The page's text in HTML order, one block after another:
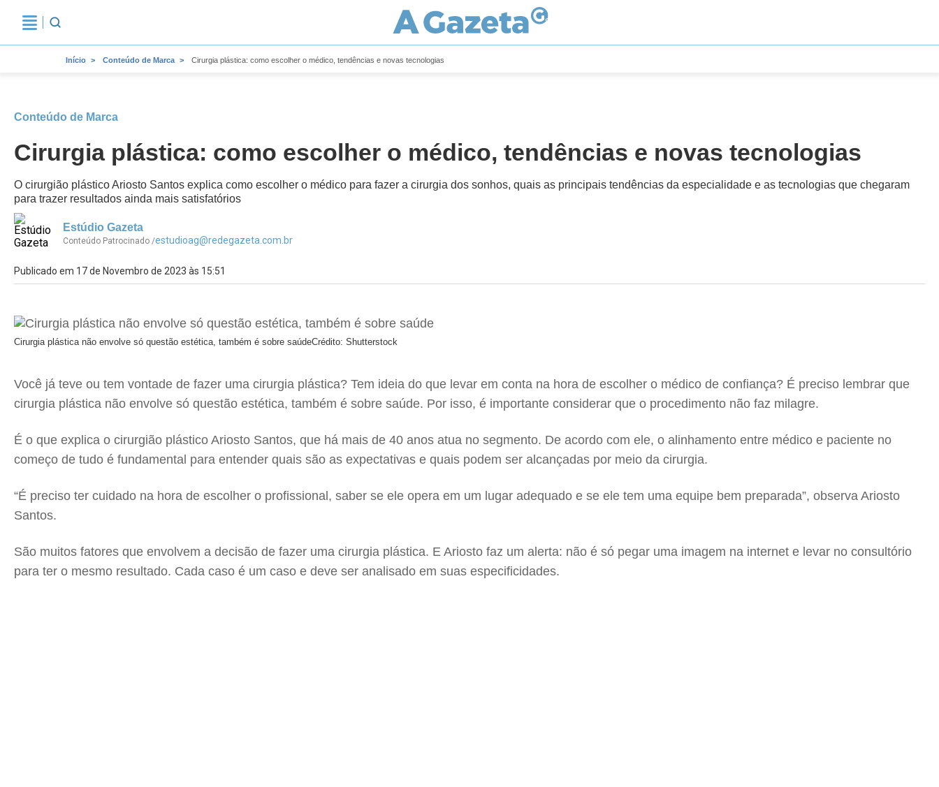
Início Conteúdo de Marca Cirurgia plástica: como escolher o médico, tendências e novas tecnologias
Conteúdo de Marca
Cirurgia plástica: como escolher o médico, tendências e novas tecnologias
O cirurgião plástico Ariosto Santos explica como escolher o médico para fazer a cirurgia dos sonhos, quais as principais tendências da especialidade e as tecnologias que chegaram
para trazer resultados ainda mais satisfatórios
Estúdio Gazeta
Conteúdo Patrocinado /estudioag@redegazeta.com.br
Publicado em 17 de Novembro de 2023 às 15:51
Cirurgia plástica não envolve só questão estética, também é sobre saúdeCrédito: Shutterstock
Você já teve ou tem vontade de fazer uma cirurgia plástica? Tem ideia do que levar em conta na hora de escolher o médico de confiança? É preciso lembrar que
cirurgia plástica não envolve só questão estética, também é sobre saúde. Por isso, é importante considerar que o procedimento não faz milagre.
É o que explica o cirurgião plástico Ariosto Santos, que há mais de 40 anos atua no segmento. De acordo com ele, o alinhamento entre médico e paciente no
começo de tudo é fundamental para entender quais são as expectativas e quais podem ser alcançadas por meio da cirurgia.
“É preciso ter cuidado na hora de escolher o profissional, saber se ele opera em um lugar adequado e se ele tem uma equipe bem preparada”, observa Ariosto
Santos.
São muitos fatores que envolvem a decisão de fazer uma cirurgia plástica. E Ariosto faz um alerta: não é só pegar uma imagem na internet e levar no consultório
para ter o mesmo resultado. Cada caso é um caso e deve ser analisado em suas especificidades.